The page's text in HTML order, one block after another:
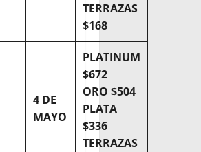
TERRAZAS
$168
4 DE
MAYO
PLATINUM
$672
ORO $504
PLATA
$336
TERRAZAS